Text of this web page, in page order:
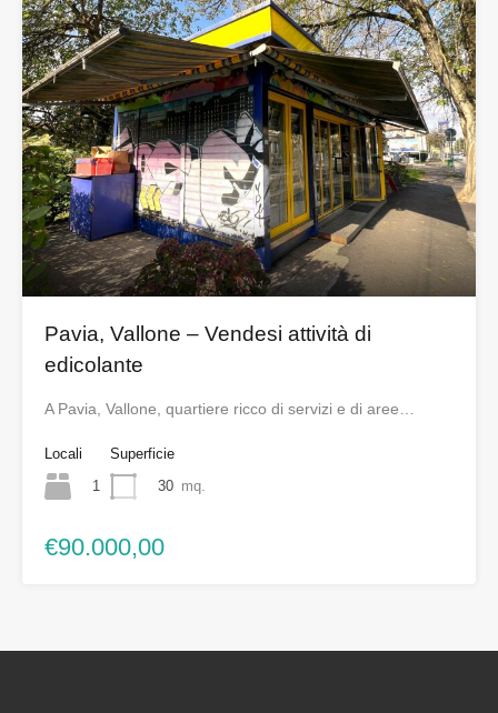
Pavia, Vallone – Vendesi attività di
edicolante
A Pavia, Vallone, quartiere ricco di servizi e di aree…
Locali
1
Superficie
30 mq.
€90.000,00